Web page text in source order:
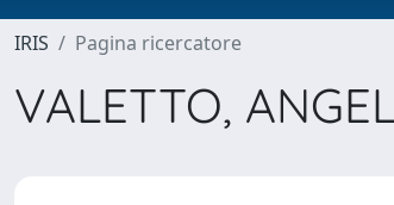
IRIS Pagina ricercatore
VALETTO,